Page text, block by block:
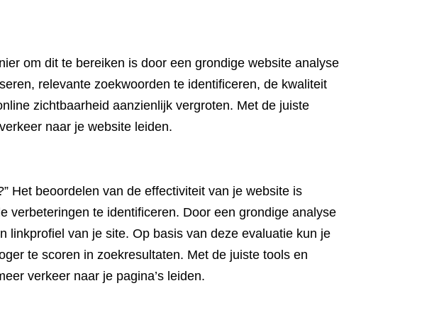
om dit te bereiken is door een grondige website analyse
relevante zoekwoorden te identificeren, de kwaliteit
zichtbaarheid aanzienlijk vergroten. Met de juiste
naar je website leiden.
Het beoordelen van de effectiviteit van je website is
verbeteringen te identificeren. Door een grondige analyse
linkprofiel van je site. Op basis van deze evaluatie kun je
te scoren in zoekresultaten. Met de juiste tools en
verkeer naar je pagina’s leiden.